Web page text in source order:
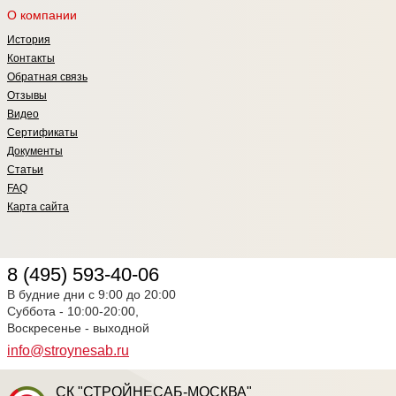
О компании
История
Контакты
Обратная связь
Отзывы
Видео
Сертификаты
Документы
Статьи
FAQ
Карта сайта
8 (495) 593-40-06
В будние дни с 9:00 до 20:00
Суббота - 10:00-20:00,
Воскресенье - выходной
info@stroynesab.ru
СК "СТРОЙНЕСАБ-МОСКВА"